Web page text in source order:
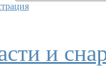
и